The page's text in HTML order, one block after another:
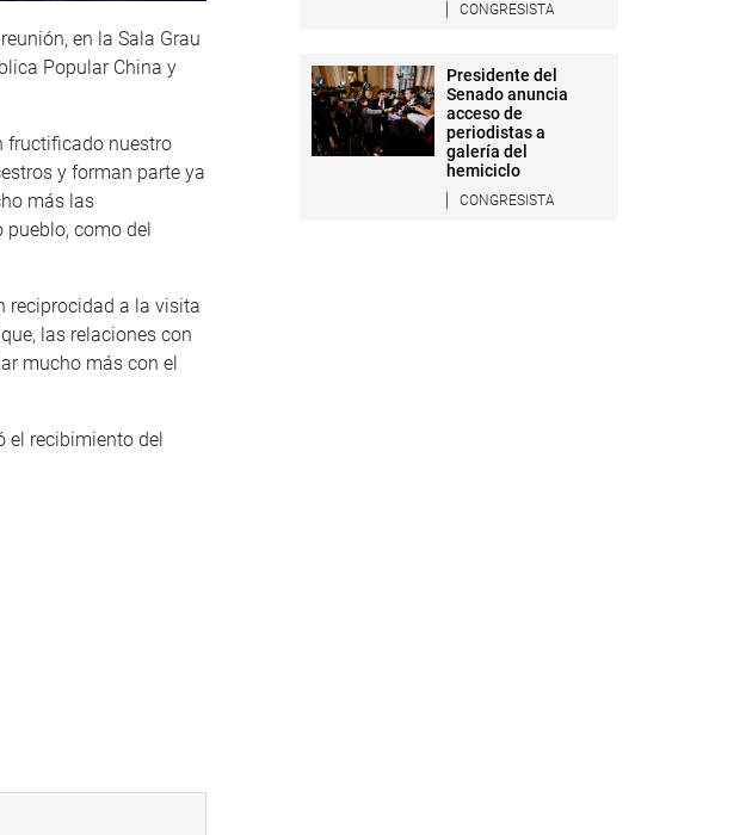
en la Sala Grau
Popular China y
fructificado nuestro
y forman parte ya
más las
pueblo, como del
reciprocidad a la visita
las relaciones con
mucho más con el
el recibimiento del
para poder
CONGRESISTA
Presidente del
Senado anuncia
acceso de
periodistas a
galería del
hemiciclo
CONGRESISTA